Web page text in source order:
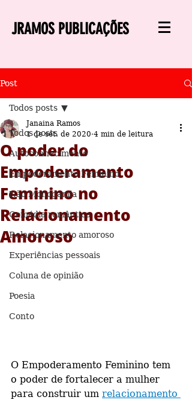
JRAMOS PUBLICAÇÕES
Post
Todos posts
Autoconhecimento
Empoderamento Feminino
Não Monogamia
Comédia romântica
Relacionamento amoroso
Experiências pessoais
Coluna de opinião
Poesia
Conto
Todos posts
O poder do
Empoderamento
Feminino no
Relacionamento
Amoroso
Janaina Ramos
1 de set. de 2020 4 min de leitura
O Empoderamento Feminino tem
o poder de fortalecer a mulher
para construir um relacionamento